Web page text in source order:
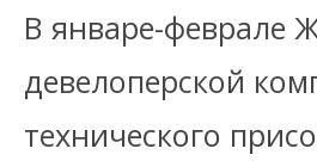
В январе-феврале
девелоперской
технического